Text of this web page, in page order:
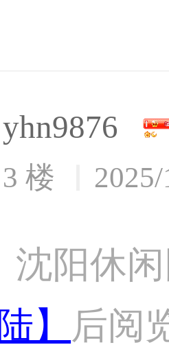
yhn9876
3 楼
沈阳休
陆】
后阅